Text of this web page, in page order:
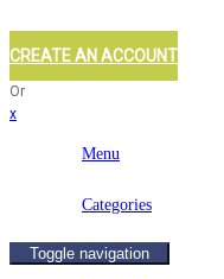
CREATE AN ACCOUNT
Or
x
Menu
Categories
Toggle navigation